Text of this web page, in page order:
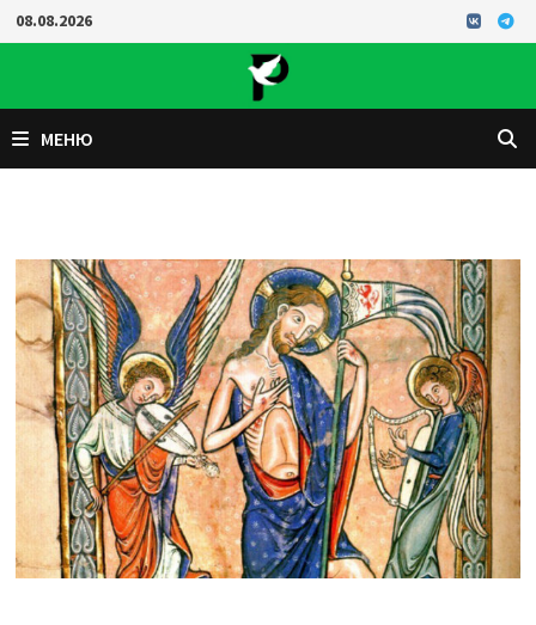
Перейти
к
08.08.2026
МЕНЮ